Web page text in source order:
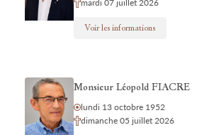
mardi 07 juillet 2026
Voir les informations
Monsieur Léopold FIACRE
lundi 13 octobre 1952
dimanche 05 juillet 2026